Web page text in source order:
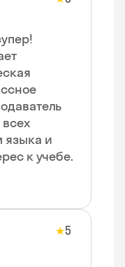
языка и
к учебе.
★5